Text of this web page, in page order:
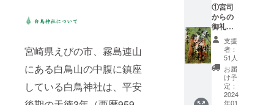
宮崎県えびの市、霧島連山
にある白鳥山の中腹に鎮座
している白鳥神社は、平安
①宮司
からの
御礼状
②本プ
ロジェ
クトの
報告
（関係
写真含
む） ③
支援
者：
51人
お届
け予
定：
2024
年01